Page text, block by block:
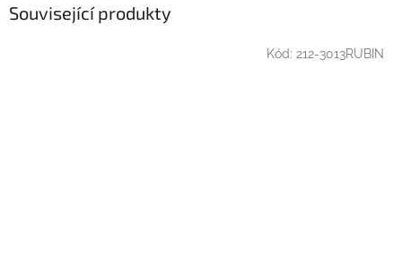
Související produkty
Kód: 212-3013RUBIN